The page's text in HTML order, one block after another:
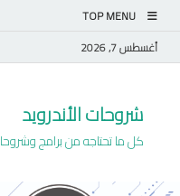
TOP MENU
أغسطس 7, 2026
شروحات الأندرويد
كل ما تحتاجه من برامج